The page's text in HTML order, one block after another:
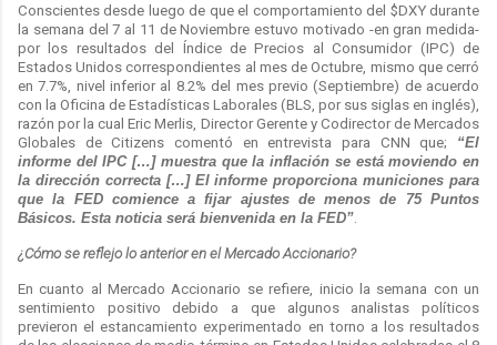
Conscientes desde luego de que el comportamiento del $DXY durante
la semana del 7 al 11 de Noviembre estuvo motivado -en gran medida-
por los resultados del Índice de Precios al Consumidor (IPC) de
Estados Unidos correspondientes al mes de Octubre, mismo que cerró
en 7.7%, nivel inferior al 8.2% del mes previo (Septiembre) de acuerdo
con la Oficina de Estadísticas Laborales (BLS, por sus siglas en inglés),
razón por la cual Eric Merlis, Director Gerente y Codirector de Mercados
Globales de Citizens comentó en entrevista para CNN que; “El
informe del IPC […] muestra que la inflación se está moviendo en
la dirección correcta […] El informe proporciona municiones para
que la FED comience a fijar ajustes de menos de 75 Puntos
Básicos. Esta noticia será bienvenida en la FED”
¿Cómo se reflejo lo anterior en el Mercado Accionario?
En cuanto al Mercado Accionario se refiere, inicio la semana con un
sentimiento positivo debido a que algunos analistas políticos
previeron el estancamiento experimentado en torno a los resultados